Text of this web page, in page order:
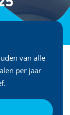
van alle
per jaar